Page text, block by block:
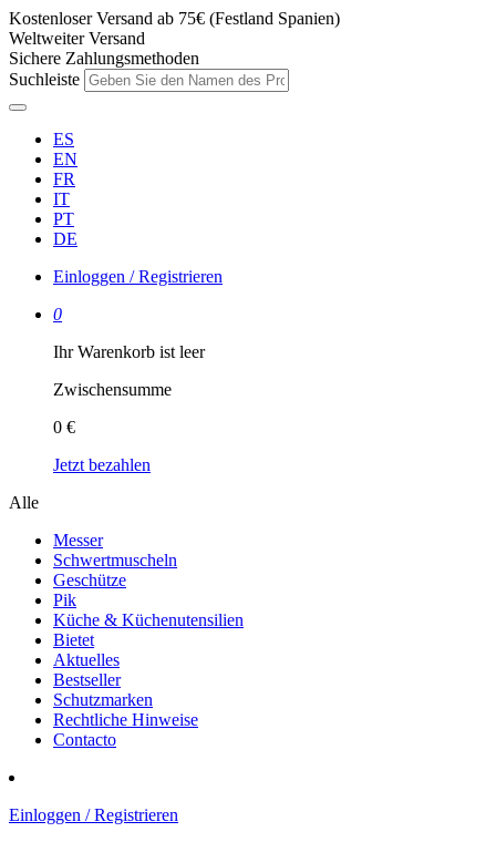
Kostenloser Versand ab 75€ (Festland Spanien)
Weltweiter Versand
Sichere Zahlungsmethoden
Suchleiste
ES
EN
FR
IT
PT
DE
Einloggen / Registrieren
0
Ihr Warenkorb ist leer
Zwischensumme
0 €
Jetzt bezahlen
Alle
Messer
Schwertmuscheln
Geschütze
Pik
Küche & Küchenutensilien
Bietet
Aktuelles
Bestseller
Schutzmarken
Rechtliche Hinweise
Contacto
Einloggen / Registrieren